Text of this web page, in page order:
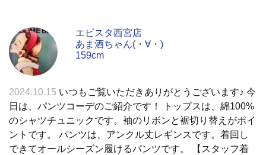
エビスタ西宮店
あま酒ちゃん(・∀・)
159cm
2024.10.15 いつもご覧いただきありがとうございます♪ 今
日は、パンツコーデのご紹介です！ トップスは、綿100%
のシャツチュニックです。袖のリボンと裾切り替えがポイ
ントです。 パンツは、アンクル丈レギンスです。着回し
できてオールシーズン履けるパンツです。 【スタッフ着